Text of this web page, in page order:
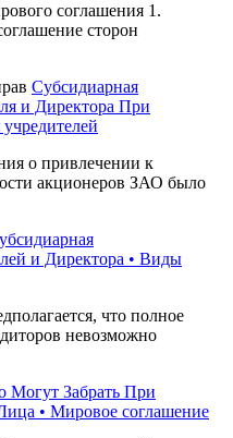
соглашения 1.
сторон
Субсидиарная
и Директора При
о привлечении к
акционеров ЗАО было
и Директора • Виды
что полное
невозможно
Могут Забрать При
• Мировое соглашение